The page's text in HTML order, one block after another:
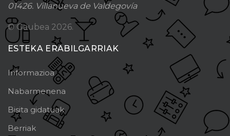
01426. Villanueva de Valdegovía
© Gaubea 2026.
ESTEKA ERABILGARRIAK
Informazioa
Nabarmenena
Bisita gidatuak
Berriak